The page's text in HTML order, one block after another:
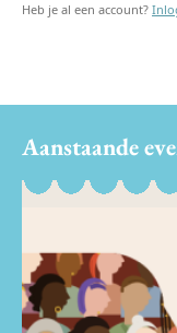
Heb je al een account?
Aanstaande